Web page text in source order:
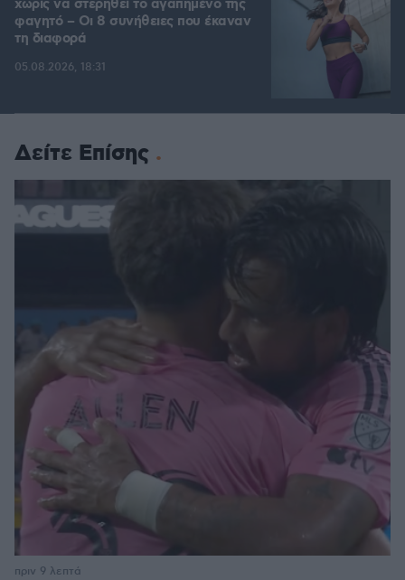
χωρίς να στερηθεί το αγαπημένο της
φαγητό – Οι 8 συνήθειες που έκαναν
τη διαφορά
05.08.2026, 18:31
Δείτε Επίσης
πριν 9 λεπτά